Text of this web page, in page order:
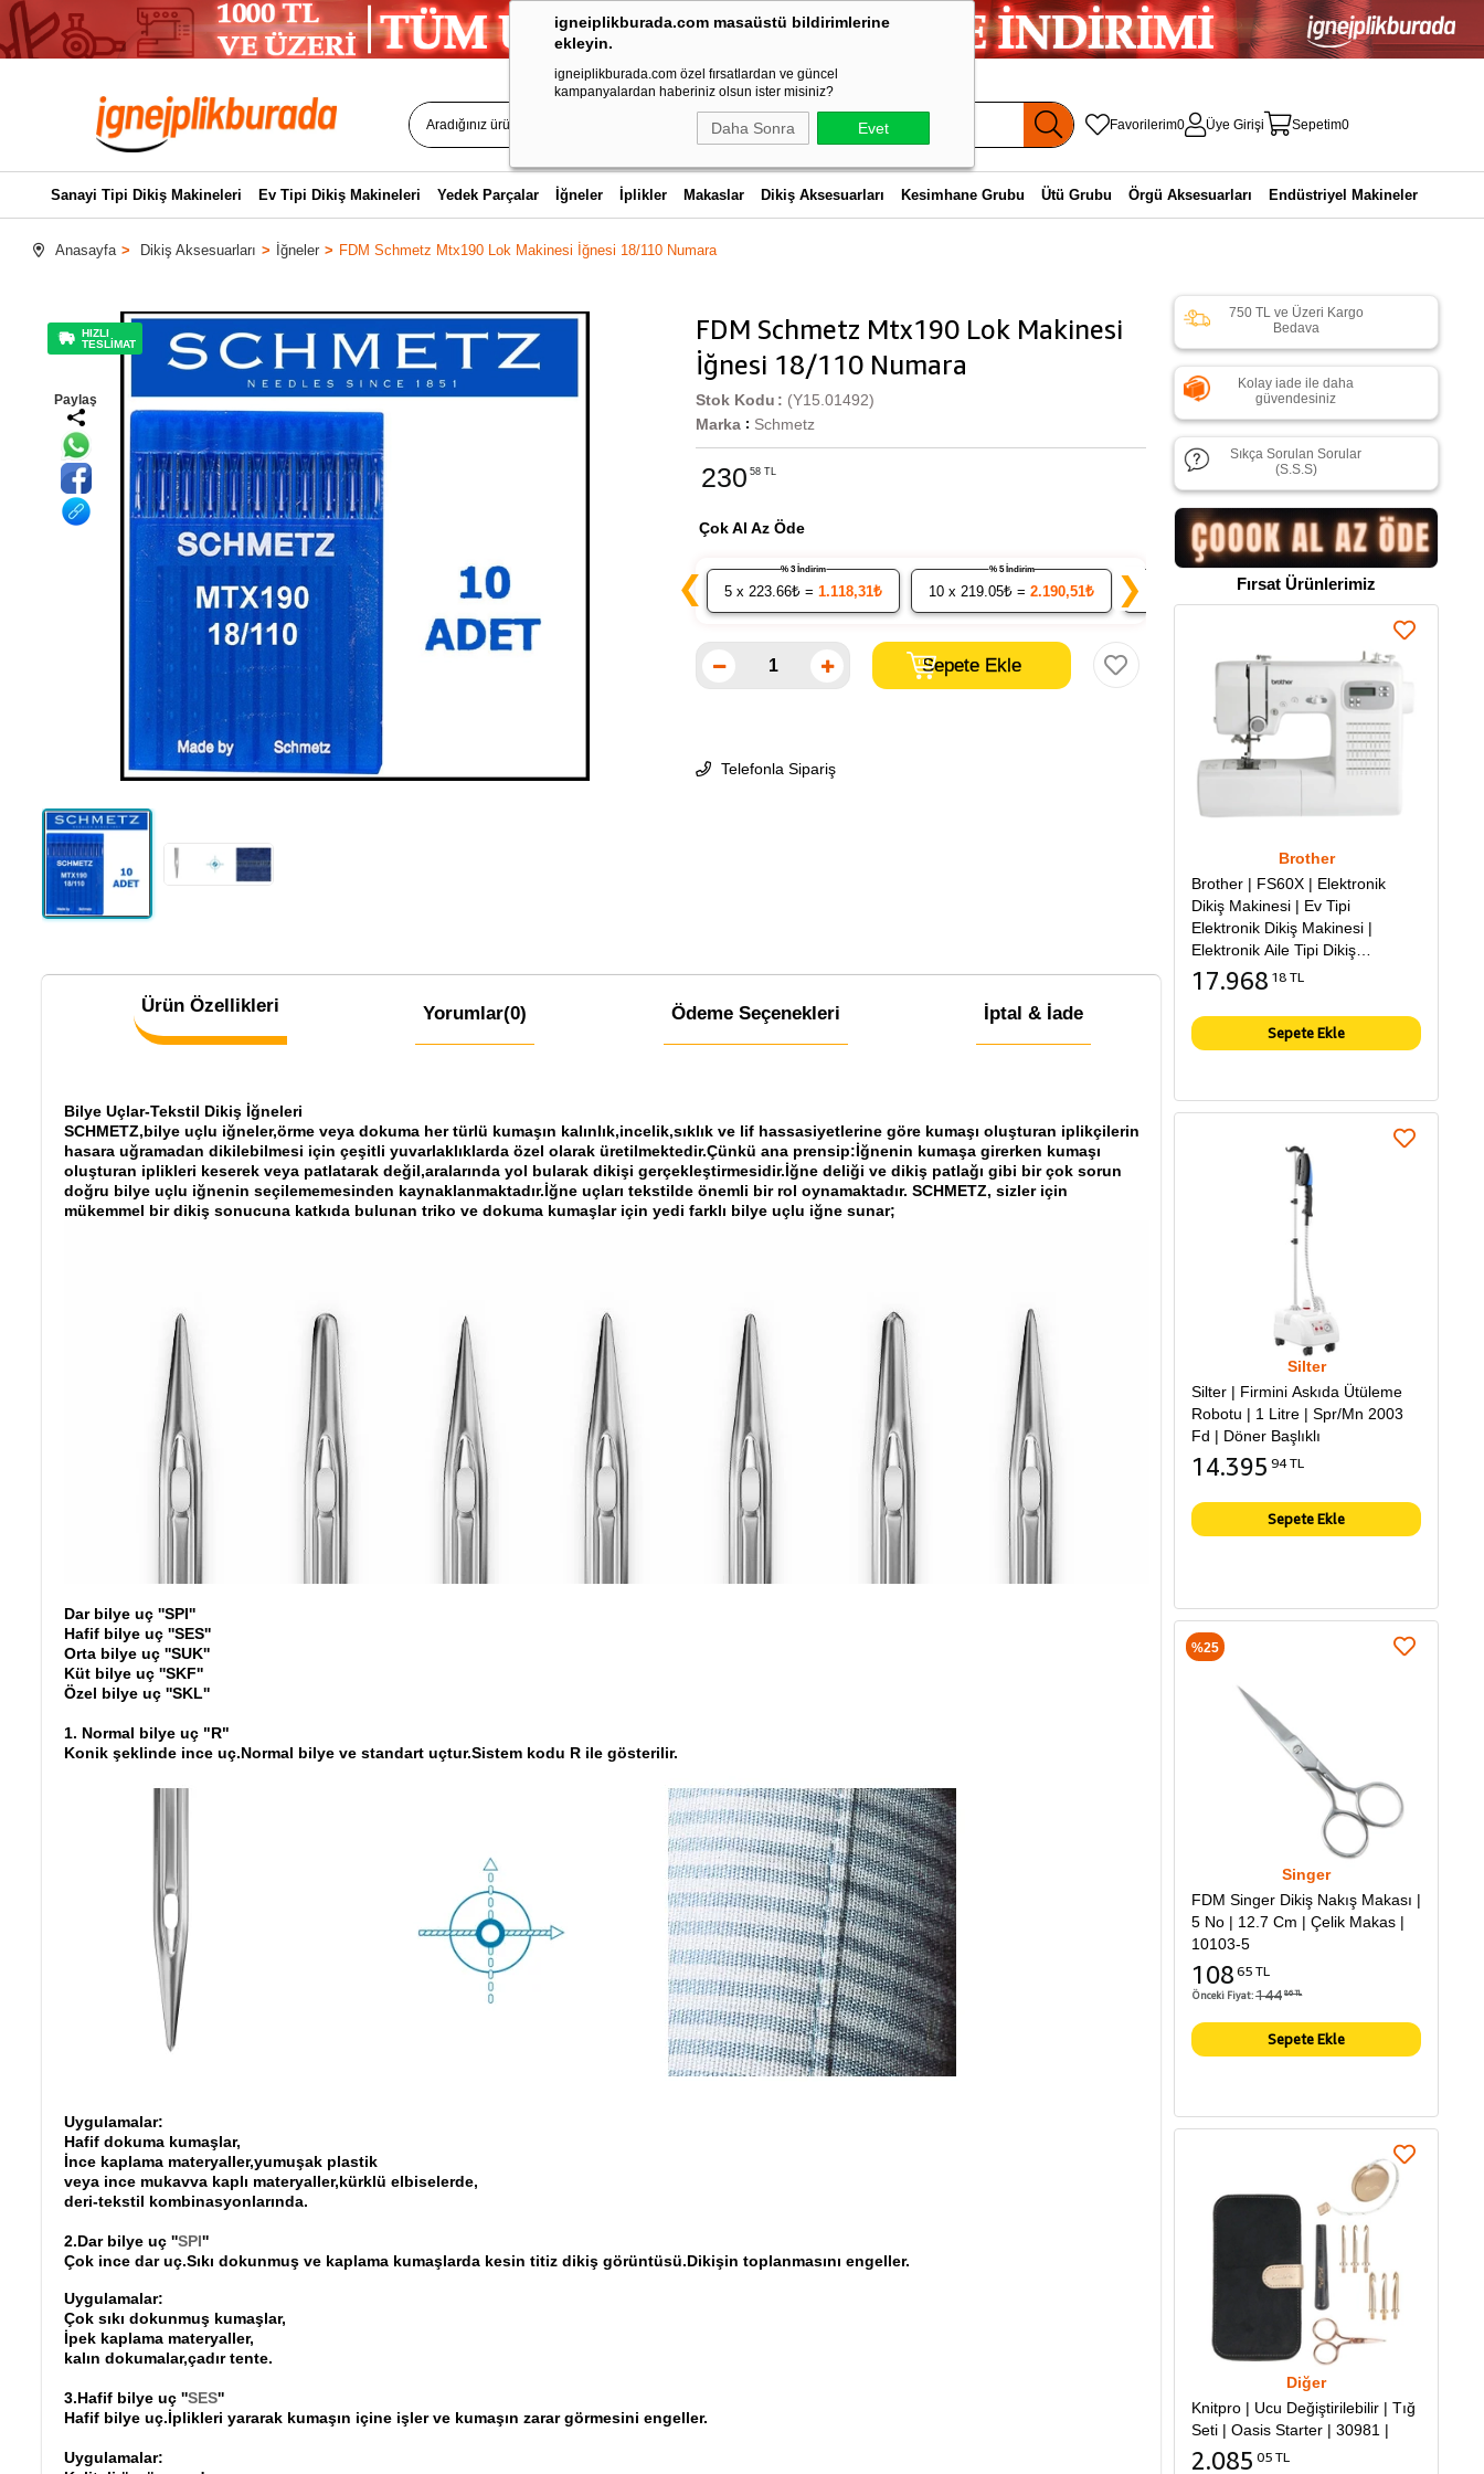
igneiplikburada.com masaüstü bildirimlerine
ekleyin.
igneiplikburada.com özel fırsatlardan ve güncel
kampanyalardan haberiniz olsun ister misiniz?
Daha Sonra Evet Favorilerim0 Üye Girişi Sepetim0
Sanayi Tipi Dikiş Makineleri Ev Tipi Dikiş Makineleri Yedek Parçalar İğneler İplikler Makaslar Dikiş Aksesuarları Kesimhane Grubu Ütü Grubu Örgü Aksesuarları Endüstriyel Makineler
Anasayfa Dikiş Aksesuarları İğneler FDM Schmetz Mtx190 Lok Makinesi İğnesi 18/110 Numara
HIZLI
TESLİMAT
Paylaş
FDM Schmetz Mtx190 Lok Makinesi
İğnesi 18/110 Numara
(Y15.01492)
Stok Kodu
Marka : Schmetz
230 58 TL
Çok Al Az Öde
❮ 5 x 223.66₺ = 1.118,31₺
% 3 İndirim
10 x 219.05₺ = 2.190,51₺
% 5 İndirim
x 214.44₺ = 4.288,79₺
% 7 İndirim
50x 209.83₺ =
% 9 İndirim
❯
Telefonla Sipariş
Ürün Özellikleri Yorumlar(0) Ödeme Seçenekleri İptal & İade
Bilye Uçlar-Tekstil Dikiş İğneleri
SCHMETZ,bilye uçlu iğneler,örme veya dokuma her türlü kumaşın kalınlık,incelik,sıklık ve lif hassasiyetlerine göre kumaşı oluşturan iplikçilerin
hasara uğramadan dikilebilmesi için çeşitli yuvarlaklıklarda özel olarak üretilmektedir.Çünkü ana prensip:İğnenin kumaşa girerken kumaşı
oluşturan iplikleri keserek veya patlatarak değil,aralarında yol bularak dikişi gerçekleştirmesidir.İğne deliği ve dikiş patlağı gibi bir çok sorun
doğru bilye uçlu iğnenin seçilememesinden kaynaklanmaktadır.İğne uçları tekstilde önemli bir rol oynamaktadır. SCHMETZ, sizler için
mükemmel bir dikiş sonucuna katkıda bulunan triko ve dokuma kumaşlar için yedi farklı bilye uçlu iğne sunar;
Dar bilye uç ''SPI''
Hafif bilye uç ''SES''
Orta bilye uç ''SUK''
Küt bilye uç ''SKF''
Özel bilye uç ''SKL''
1. Normal bilye uç "R"
Konik şeklinde ince uç.Normal bilye ve standart uçtur.Sistem kodu R ile gösterilir.
Uygulamalar:
Hafif dokuma kumaşlar,
İnce kaplama materyaller,yumuşak plastik
veya ince mukavva kaplı materyaller,kürklü elbiselerde,
deri-tekstil kombinasyonlarında.
2.Dar bilye uç ''SPI''
Çok ince dar uç.Sıkı dokunmuş ve kaplama kumaşlarda kesin titiz dikiş görüntüsü.Dikişin toplanmasını engeller.
Uygulamalar:
Çok sıkı dokunmuş kumaşlar,
İpek kaplama materyaller,
kalın dokumalar,çadır tente.
3.Hafif bilye uç ''SES''
Hafif bilye uç.İplikleri yararak kumaşın içine işler ve kumaşın zarar görmesini engeller.
Uygulamalar:
750 TL ve Üzeri Kargo
Bedava
Kolay iade ile daha
güvendesiniz
Sıkça Sorulan Sorular
(S.S.S)
Fırsat Ürünlerimiz
Brother
Brother | FS60X | Elektronik
Dikiş Makinesi | Ev Tipi
Elektronik Dikiş Makinesi |
Elektronik Aile Tipi Dikiş
Makinesi
17.968 18 TL
Sepete Ekle
Silter
Silter | Firmini Askıda Ütüleme
Robotu | 1 Litre | Spr/Mn 2003
Fd | Döner Başlıklı
14.395 94 TL
Sepete Ekle
Singer
FDM Singer Dikiş Nakış Makası |
5 No | 12.7 Cm | Çelik Makas |
10103-5
108 65 TL
Önceki Fiyat:144 86 TL
Sepete Ekle
%25
Diğer
Knitpro | Ucu Değiştirilebilir | Tığ
Seti | Oasis Starter | 30981 |
2.085 05 TL